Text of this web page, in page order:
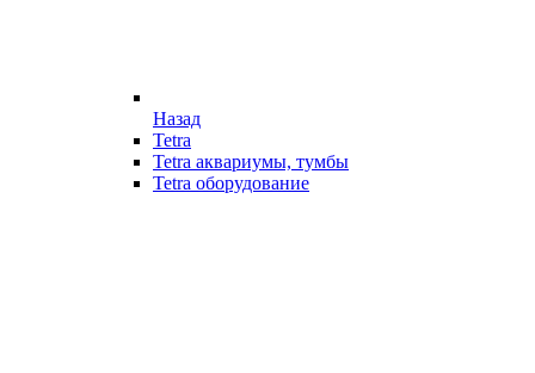
Назад
Tetra
Tetra аквариумы, тумбы
Tetra оборудование